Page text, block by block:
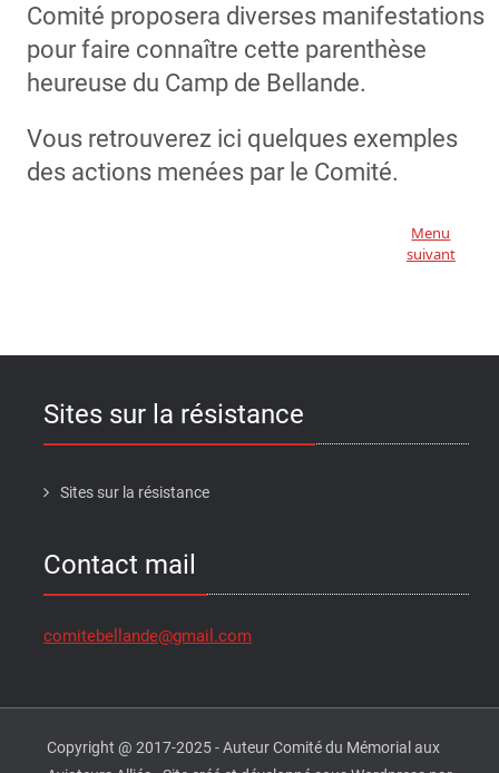
Comité proposera diverses manifestations
pour faire connaître cette parenthèse
heureuse du Camp de Bellande.
Vous retrouverez ici quelques exemples
des actions menées par le Comité.
Menu
suivant
Sites sur la résistance
Sites sur la résistance
Contact mail
comitebellande@gmail.com
Copyright @ 2017-2025 - Auteur Comité du Mémorial aux